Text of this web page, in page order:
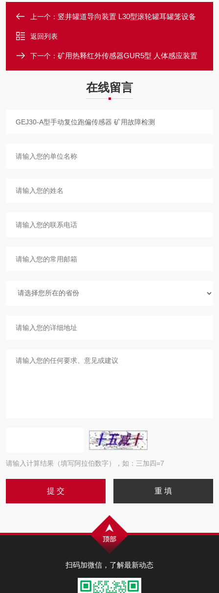
上一个： 竖井罐道导向装置 L30型滚轮罐耳罐笼设备
返回列表
下一个： 矿用热释红外传感器GUR5型 人体感应装置
在线留言
请输入计算结果（填写阿拉伯数字），如：三加四=7
扫码加微信，了解最新动态